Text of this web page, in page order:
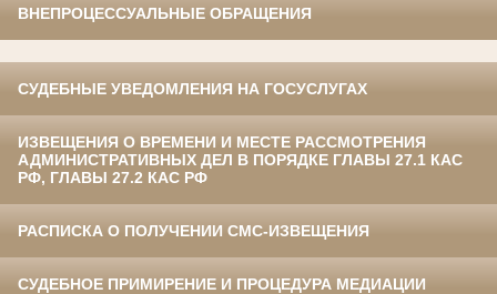
ВНЕПРОЦЕССУАЛЬНЫЕ ОБРАЩЕНИЯ
СУДЕБНЫЕ УВЕДОМЛЕНИЯ НА ГОСУСЛУГАХ
ИЗВЕЩЕНИЯ О ВРЕМЕНИ И МЕСТЕ РАССМОТРЕНИЯ
АДМИНИСТРАТИВНЫХ ДЕЛ В ПОРЯДКЕ ГЛАВЫ 27.1 КАС
РФ, ГЛАВЫ 27.2 КАС РФ
РАСПИСКА О ПОЛУЧЕНИИ СМС-ИЗВЕЩЕНИЯ
СУДЕБНОЕ ПРИМИРЕНИЕ И ПРОЦЕДУРА МЕДИАЦИИ